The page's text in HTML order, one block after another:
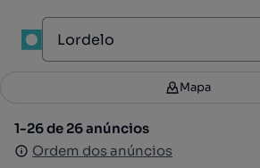
Filtros 2
1-26 de 26 anúncios
Ordem dos anúncios
Mapa
1-26 de 26 anúncios
Ordem dos anúncios